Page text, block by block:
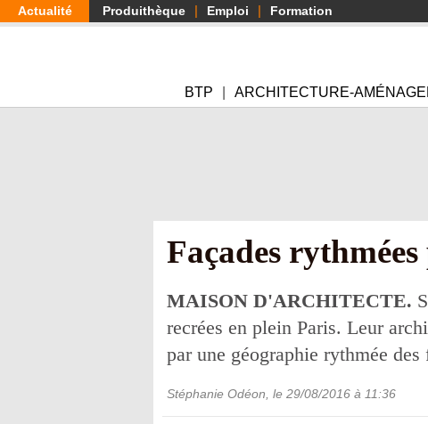
Aller
au
Actualité Produithèque Emploi Formation
BTP ARCHITECTURE-
Façades
MAISON D'ARCHITECTE.
recrées en plein Paris. Leur
par une géographie rythmée des
Stéphanie Odéon , le 29/08/2016 à 11:36